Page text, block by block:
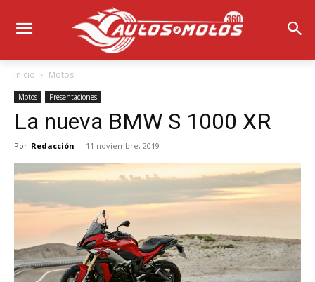
Inicio Motos
Motos Presentaciones
La nueva BMW S 1000 XR
Por Redacción - 11 noviembre, 2019